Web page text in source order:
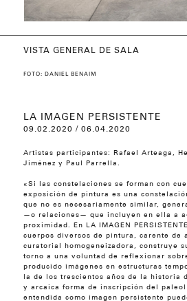
VISTA GENERAL DE SALA
FOTO: DANIEL BENAIM
VISTA GENERAL DE SALA
VISTA GENERAL DE SALA
VISTA GENERAL DE SALA
VISTA GENERAL DE SALA
LA IMAGEN PERSISTENTE
09.02.2020 / 06.04.2020
Artistas participantes: Rafael Arteaga,
Jiménez y Paul Parrella.
«Si las constelaciones se forman con
exposición de pintura es una
que no es necesariamente similar,
—o relaciones— que incluyen en ella a
proximidad. En LA IMAGEN
cuerpos diversos de pintura, carente de
curatorial homogeneizadora, construye
torno a una voluntad de reflexionar
producido imágenes en estructuras
la de los trescientos años de la historia
y arcaica forma de inscripción del
entendida como imagen persistente